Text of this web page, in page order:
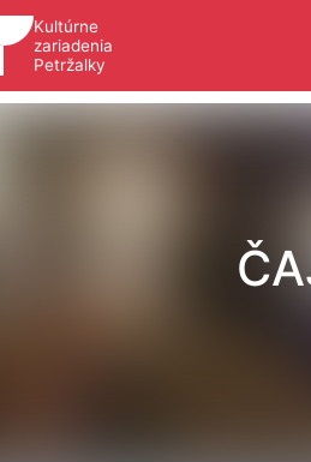
Kultúrne
zariadenia
Petržalky